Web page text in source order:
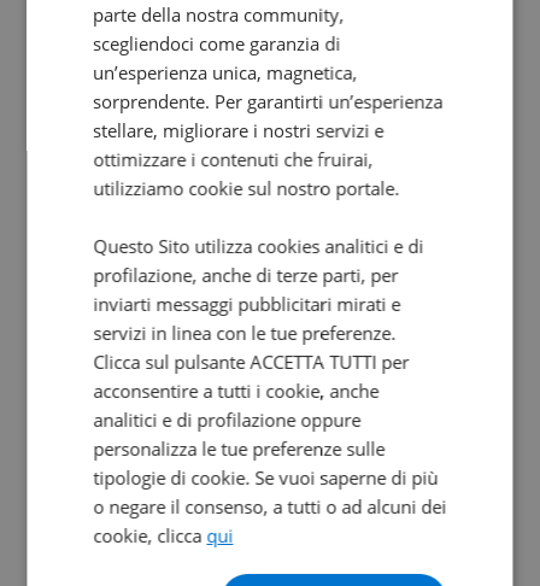
Valore futuro garantito
YAMAHA XSR 125
Legacy E5
0 km | 124 cc | 15 Hp | 11 Kw
4.990 €96
parte della nostra community,
scegliendoci come garanzia di
un’esperienza unica, magnetica,
sorprendente. Per garantirti un’esperienza
stellare, migliorare i nostri servizi e
ottimizzare i contenuti che fruirai,
utilizziamo cookie sul nostro portale.
Questo Sito utilizza cookies analitici e di
profilazione, anche di terze parti, per
inviarti messaggi pubblicitari mirati e
servizi in linea con le tue preferenze.
Clicca sul pulsante ACCETTA TUTTI per
acconsentire a tutti i cookie, anche
analitici e di profilazione oppure
personalizza le tue preferenze sulle
tipologie di cookie. Se vuoi saperne di più
o negare il consenso, a tutti o ad alcuni dei
cookie, clicca qui